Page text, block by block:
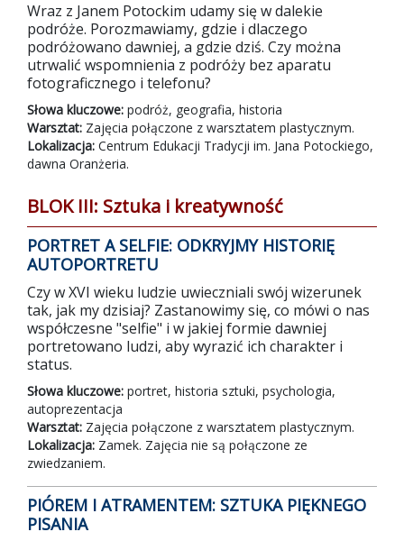
Wraz z Janem Potockim udamy się w dalekie
podróże. Porozmawiamy, gdzie i dlaczego
podróżowano dawniej, a gdzie dziś. Czy można
utrwalić wspomnienia z podróży bez aparatu
fotograficznego i telefonu?
Słowa kluczowe: podróż, geografia, historia
Warsztat: Zajęcia połączone z warsztatem plastycznym.
Lokalizacja: Centrum Edukacji Tradycji im. Jana Potockiego,
dawna Oranżeria.
BLOK III: Sztuka i kreatywność
PORTRET A SELFIE: ODKRYJMY HISTORIĘ
AUTOPORTRETU
Czy w XVI wieku ludzie uwieczniali swój wizerunek
tak, jak my dzisiaj? Zastanowimy się, co mówi o nas
współczesne "selfie" i w jakiej formie dawniej
portretowano ludzi, aby wyrazić ich charakter i
status.
Słowa kluczowe: portret, historia sztuki, psychologia,
autoprezentacja
Warsztat: Zajęcia połączone z warsztatem plastycznym.
Lokalizacja: Zamek. Zajęcia nie są połączone ze
zwiedzaniem.
PIÓREM I ATRAMENTEM: SZTUKA PIĘKNEGO
PISANIA